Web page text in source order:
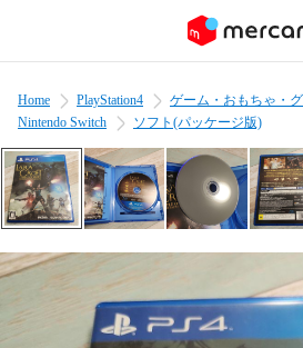
Home PlayStation4 ゲーム・おもちゃ・
Nintendo Switch
ソフト(パッケージ版)